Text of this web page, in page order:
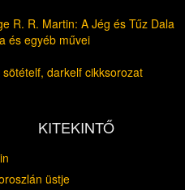
R. R. Martin: A Jég és Tűz Dala
és egyéb művei
sötételf, darkelf cikksorozat
KITEKINTŐ
üstje